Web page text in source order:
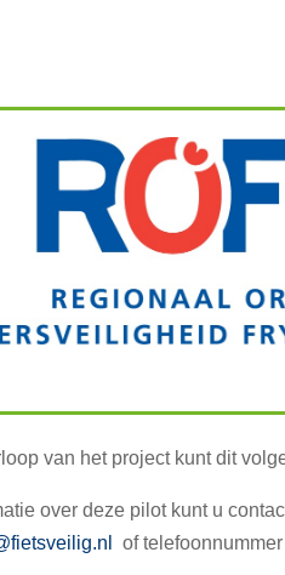
van het project kunt dit
over deze pilot kunt u
of